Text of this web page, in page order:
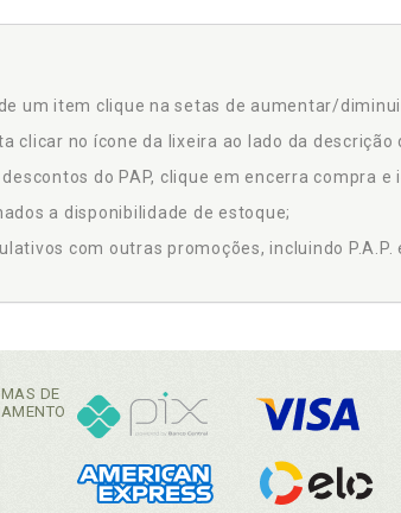
um item clique na setas de aumentar/
clicar no ícone da lixeira ao lado da descrição
do PAP, clique em encerra compra
a disponibilidade de estoque;
com outras promoções, incluindo P.A.P.
DE